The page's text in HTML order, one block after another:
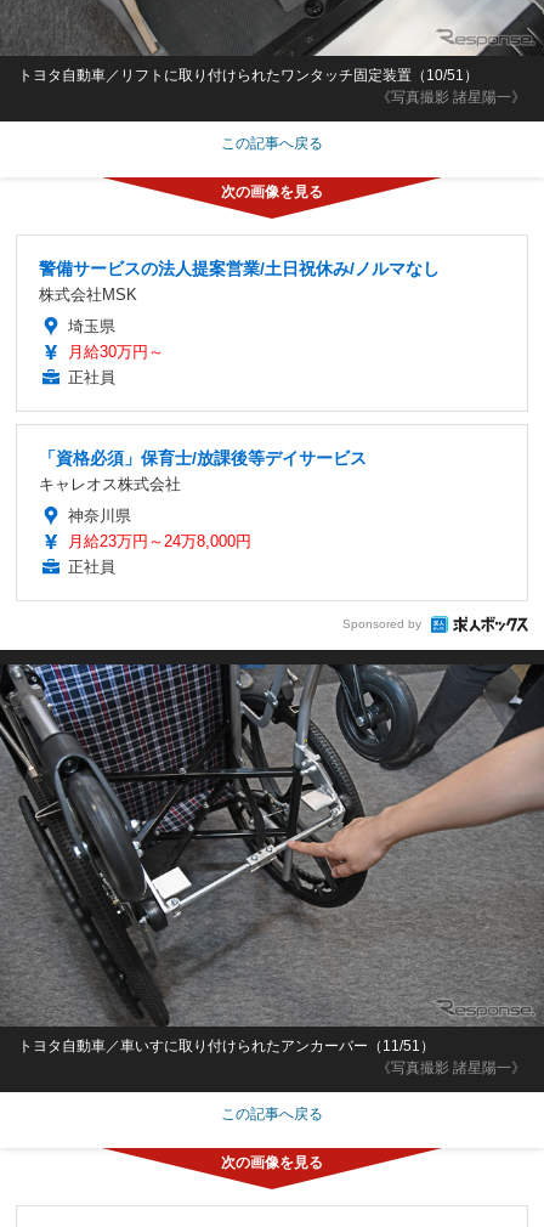
《写真撮影 諸星陽一》
トヨタ自動車／リフトに取り付けられたワンタッチ固定装置（10/51）
この記事へ戻る
警備サービスの法人提案営業/土日祝休み/ノルマなし
株式会社MSK
埼玉県
月給30万円～
正社員
「資格必須」保育士/放課後等デイサービス
キャレオス株式会社
神奈川県
月給23万円～24万8,000円
正社員
Sponsored by
《写真撮影 諸星陽一》
トヨタ自動車／車いすに取り付けられたアンカーバー（11/51）
この記事へ戻る